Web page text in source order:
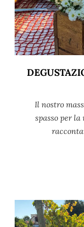
Il nostro
spasso per